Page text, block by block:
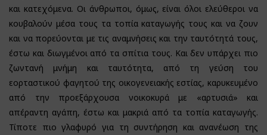
και κατεχόμενα. Οι άνθρωποι, όμως, είναι όλοι ελεύθεροι να
κουβαλούν μέσα τους τα τοπία καταγωγής τους και να ζουν
και να πορεύονται με τις αναμνήσεις και την ταυτότητά τους,
έστω και διωγμένοι από τα σπίτια τους. Και δεν υπάρχει πιο
ζωντανή μνήμη και ταυτότητα, από τη γεύση του
εορταστικού φαγητού της οικογενειακής εστίας, καρυκευμένο
από την προεξάρχουσα νοικοκυρά με «αρτυσιά» και
απέραντη αγάπη, έστω και μακριά από τα τοπία καταγωγής.
Τίποτε πιο γλαφυρό για τη συντήρηση και ανανέωση της